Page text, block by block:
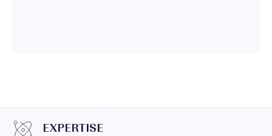
EXPERTISE